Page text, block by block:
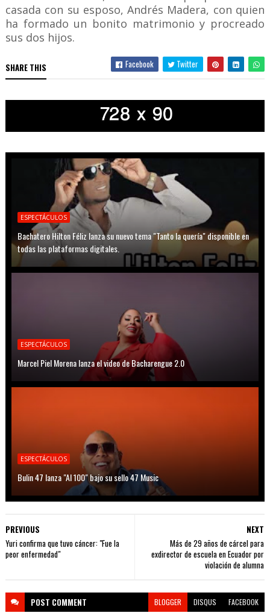
casada con su esposo, Andrés Madera, con quien
ha formado un bonito matrimonio y procreado
sus dos hijos.
SHARE THIS Facebook Twitter
ESPECTÁCULOS
Bachatero Hilton Féliz lanza su nuevo tema "Tanto la quería" disponible en
todas las plataformas digitales.
ESPECTÁCULOS
Marcel Piel Morena lanza el video de Bacharengue 2.0
ESPECTÁCULOS
Bulin 47 lanza "Al 100" bajo su sello 47 Music
NEXT
Más de 29 años de cárcel para
exdirector de escuela en Ecuador por
violación de alumna
PREVIOUS
Yuri confirma que tuvo cáncer: "Fue la
peor enfermedad"
POST COMMENT BLOGGER DISQUS FACEBOOK